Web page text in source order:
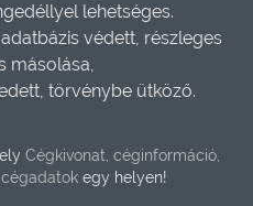
lehetséges.
védett, részleges
másolása,
törvénybe ütköző.
Cégkivonat, céginformáció,
egy helyen!